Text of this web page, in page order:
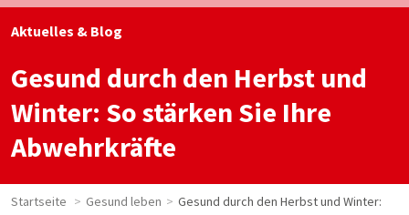
Aktuelles & Blog
Gesund durch den Herbst und
Winter: So stärken Sie Ihre
Abwehrkräfte
Startseite Gesund leben
Gesund durch den Herbst und Winter: